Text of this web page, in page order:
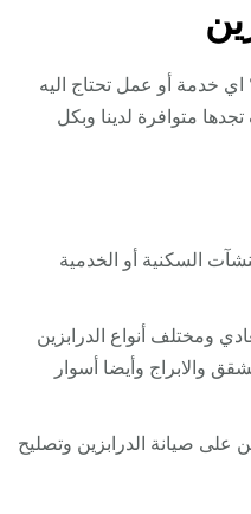
خدمة أو عمل تحتاج اليه
متوافرة لدينا وبكل
السكنية أو الخدمية
ومختلف أنواع الدرابزين
والابراج وأيضا أسوار
على صيانة الدرابزين وتصليح